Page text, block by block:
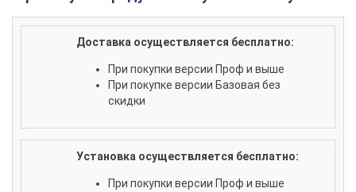
Доставка осуществляется бесплатно:
При покупки версии Проф и выше
При покупке версии Базовая без
скидки
Установка осуществляется бесплатно:
При покупки версии Проф и выше